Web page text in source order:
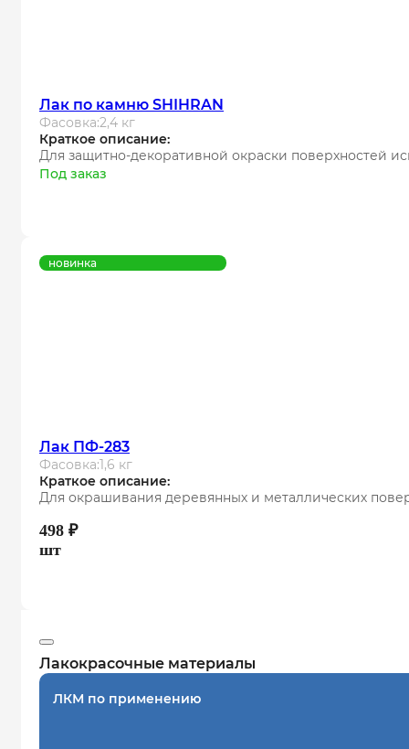
Лак по камню SHIHRAN
Фасовка:2,4 кг
Краткое описание:
Для защитно-декоративной окраски поверхностей
Под заказ
новинка
Лак ПФ-283
Фасовка:1,6 кг
Краткое описание:
Для окрашивания деревянных и металлических
498 ₽
шт
Лакокрасочные материалы
ЛКМ по применению